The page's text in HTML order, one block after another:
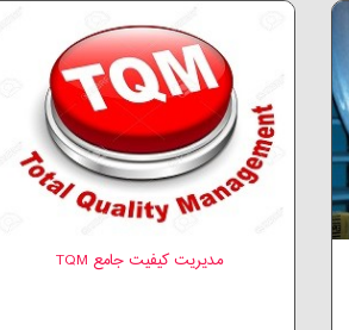
مدیریت کیفیت جامع TQM